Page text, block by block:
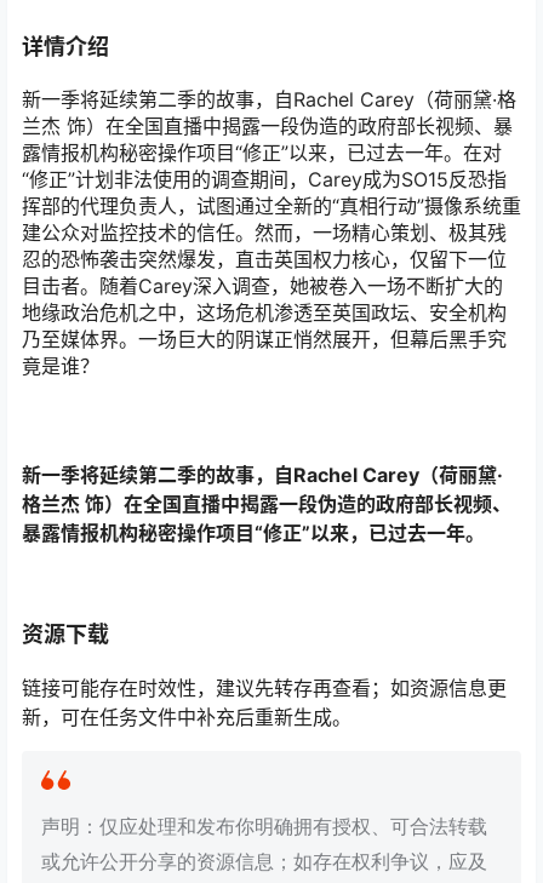
详情介绍
新一季将延续第二季的故事，自Rachel Carey（荷丽黛·格
兰杰 饰）在全国直播中揭露一段伪造的政府部长视频、暴
露情报机构秘密操作项目“修正”以来，已过去一年。在对
“修正”计划非法使用的调查期间，Carey成为SO15反恐指
挥部的代理负责人，试图通过全新的“真相行动”摄像系统重
建公众对监控技术的信任。然而，一场精心策划、极其残
忍的恐怖袭击突然爆发，直击英国权力核心，仅留下一位
目击者。随着Carey深入调查，她被卷入一场不断扩大的
地缘政治危机之中，这场危机渗透至英国政坛、安全机构
乃至媒体界。一场巨大的阴谋正悄然展开，但幕后黑手究
竟是谁？
新一季将延续第二季的故事，自Rachel Carey（荷丽黛·
格兰杰 饰）在全国直播中揭露一段伪造的政府部长视频、
暴露情报机构秘密操作项目“修正”以来，已过去一年。
资源下载
链接可能存在时效性，建议先转存再查看；如资源信息更
新，可在任务文件中补充后重新生成。
声明：仅应处理和发布你明确拥有授权、可合法转载
或允许公开分享的资源信息；如存在权利争议，应及